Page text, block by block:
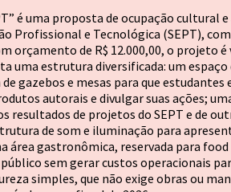
é uma proposta de ocupação cultural
Profissional e Tecnológica (SEPT),
orçamento de R$ 12.000,00, o projeto
uma estrutura diversificada: um
gazebos e mesas para que estudantes
autorais e divulgar suas ações;
resultados de projetos do SEPT e de
de som e iluminação para
área gastronômica, reservada para
sem gerar custos operacionais
simples, que não exige obras ou